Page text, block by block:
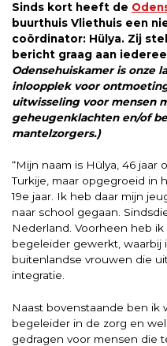
Sinds kort heeft de
buurthuis Vliethuis een
coördinator: Hülya. Zij
bericht graag aan
Odensehuiskamer is onze
inloopplek voor
uitwisseling voor mensen
geheugenklachten en/of
mantelzorgers.)
“Mijn naam is Hülya, 46
Turkije, maar opgegroeid in
19e jaar. Ik heb daar mijn
naar school gegaan.
Nederland. Voorheen heb
begeleider gewerkt, waarbij
buitenlandse vrouwen die
integratie.
Naast bovenstaande ben ik
begeleider in de zorg en
gedragen voor mensen die